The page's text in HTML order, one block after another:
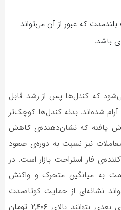
که عبور از آن می‌تواند
باشد.
می‌شود که کندل‌ها پس از رشد قابل
شده‌اند. بدنه کندل‌ها کوچک‌تر
یافته که نشان‌دهنده‌ی کاهش
نیز نسبت به دوره‌ی صعود
فاز استراحت بازار است. در
به میانگین متحرک و واکنش
نشانه‌ای از حمایت کوتاه‌مدت
بتوانند بالای ۲,۴۰۶ تومان